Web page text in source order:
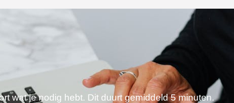
wat je nodig hebt. Dit duurt gemiddeld 5 minuten.